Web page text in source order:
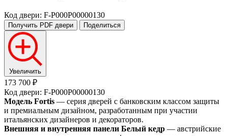
Код двери: F-P000P00000130
Получить PDF двери Поделиться
Увеличить
173 700 ₽
Код двери: F-P000P00000130
Модель Fortis — серия дверей с банковским классом защиты
и премиальным дизайном, разработанным при участии
итальянских дизайнеров и декораторов.
Внешняя и внутренняя панели Белый кедр — австрийские